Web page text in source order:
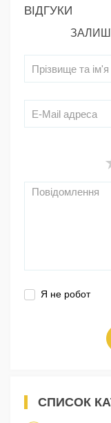
ВІДГУКИ
Я не робот
СПИСОК